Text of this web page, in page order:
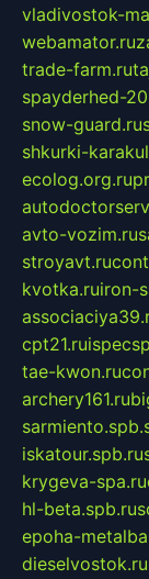
vladivostok-
webamator.ru
trade-farm.ru
spayderhed-
snow-guard.ru
shkurki-
ecolog.org.ru
avto-vozim.ru
stroyavt.ru
kvotka.ruiron-
cpt21.ru
tae-kwon.ru
archery161.ru
iskatour.spb.ru
krygeva-spa.ru
hl-beta.spb.ru
epoha-
dieselvostok.ru